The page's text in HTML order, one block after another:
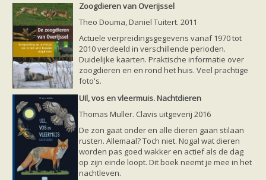
Rosse vleermuis
Ruige dwergvleermuis
Tweekleurige vleermuis
Vale vleermuis
Watervleermuis
Vleermuizen en eikenprocessierups
Kinderpagina
Spreekbeurt
Knutselen
Tekenen
Spelletjes
Weetjes
Meer weten
Links
Boeken en tijdschriften
geluiden van vleermuizen
Zoogdieren van Overijssel
Theo Douma, Daniel Tuitert. 2011
Actuele verpreidingsgegevens vanaf 1970 tot
2010 verdeeld in verschillende perioden.
Duidelijke kaarten. Praktische informatie over
zoogdieren en en rond het huis. Veel prachtige
foto's.
UIl, vos en vleermuis. Nachtdieren
Thomas Muller. Clavis uitgeverij 2016
De zon gaat onder en alle dieren gaan stilaan
rusten. Allemaal? Toch niet. Nogal wat dieren
worden pas goed wakker en actief als de dag
op zijn einde loopt. Dit boek neemt je mee in het
nachtleven.